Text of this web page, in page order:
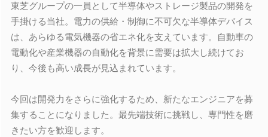
東芝グループの一員として半導体やストレージ製品の開発を
手掛ける当社。電力の供給・制御に不可欠な半導体デバイス
は、あらゆる電気機器の省エネ化を支えています。自動車の
電動化や産業機器の自動化を背景に需要は拡大し続けてお
り、今後も高い成長が見込まれています。
今回は開発力をさらに強化するため、新たなエンジニアを募
集することになりました。最先端技術に挑戦し、専門性を磨
きたい方を歓迎します。